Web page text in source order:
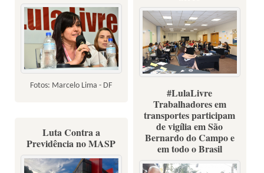
7,8 e 9 de maio 2018 - Fotos:
Viviane Barbosa/Mídia
Consulte
Fotos: Marcelo Lima - DF
#LulaLivre
Trabalhadores em
transportes participam
de vigília em São
Bernardo do Campo e
em todo o Brasil
Luta Contra a
Previdência no MASP